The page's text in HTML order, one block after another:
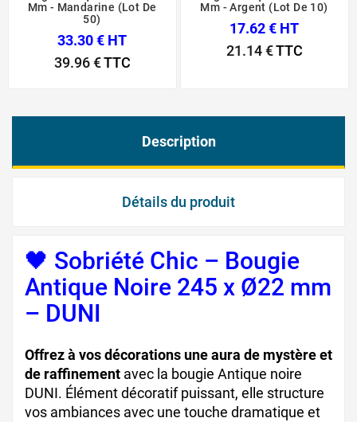
Mm - Mandarine (Lot De
50)
33.30 € HT
39.96 €TTC
Mm - Argent (Lot De 10)
17.62 € HT
21.14 €TTC
Description
Détails du produit
🖤 Sobriété Chic – Bougie
Antique Noire 245 x Ø22 mm
– DUNI
Offrez à vos décorations une aura de mystère et
de raffinement avec la bougie Antique noire
DUNI. Élément décoratif puissant, elle structure
vos ambiances avec une touche dramatique et